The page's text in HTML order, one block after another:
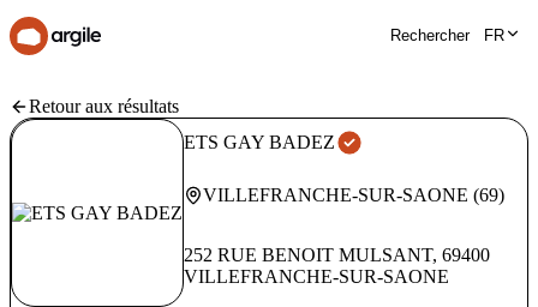
Rechercher FR
Retour aux résultats
ETS GAY BADEZ
VILLEFRANCHE-SUR-SAONE (69)
252 RUE BENOIT MULSANT, 69400
VILLEFRANCHE-SUR-SAONE